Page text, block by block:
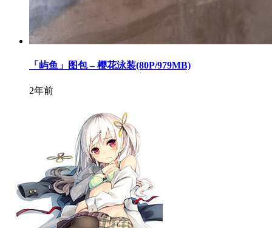
「屿鱼」图包 – 樱花泳装(80P/979MB)
2年前